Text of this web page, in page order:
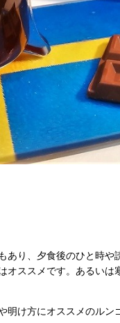
あり、夕食後のひと時や
オススメです。あるいは
け方にオススメのルン